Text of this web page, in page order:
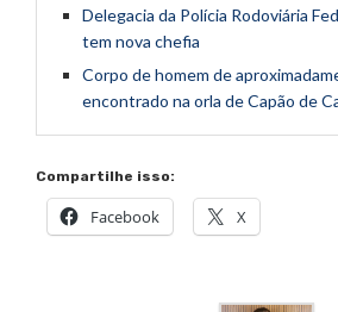
Delegacia da Polícia Rodoviária
tem nova chefia
Corpo de homem de
encontrado na orla de Capão de
Compartilhe isso:
Facebook X